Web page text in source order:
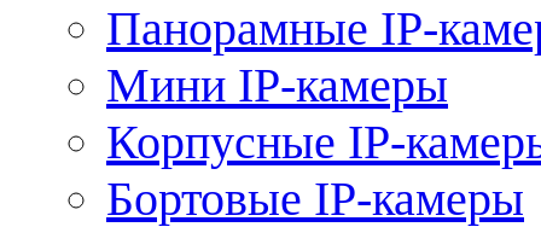
Панорамные IP-
Мини IP-камеры
Корпусные IP-
Бортовые IP-камеры